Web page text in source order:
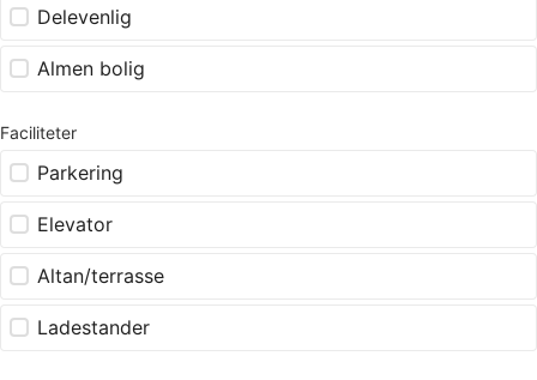
Delevenlig
Almen bolig
Faciliteter
Parkering
Elevator
Altan/terrasse
Ladestander